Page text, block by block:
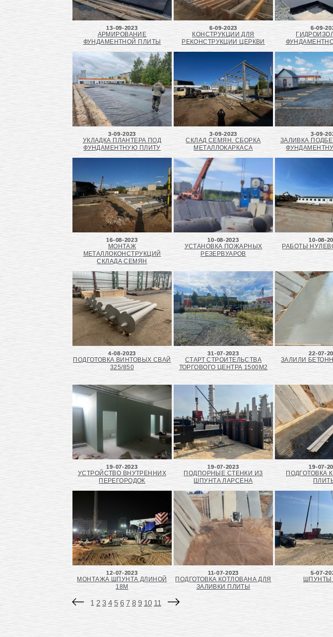
13-09-2023
АРМИРОВАНИЕ
ФУНДАМЕНТНОЙ ПЛИТЫ
6-09-2023
КОНСТРУКЦИИ ДЛЯ
РЕКОНСТРУКЦИИ ЦЕРКВИ
6-09-
3-09-2023
УКЛАДКА ПЛАНТЕРА ПОД
ФУНДАМЕНТНУЮ ПЛИТУ
3-09-2023
СКЛАД СЕМЯН. СБОРКА
МЕТАЛЛОКАРКАСА
3-09-
ЗАЛИВКА
16-08-2023
МОНТАЖ
МЕТАЛЛОКОНСТРУКЦИЙ
СКЛАДА СЕМЯН
10-08-2023
УСТАНОВКА ПОЖАРНЫХ
РЕЗЕРВУАРОВ
10-08-
РАБОТЫ
4-08-2023
ПОДГОТОВКА ВИНТОВЫХ СВАЙ
325/850
31-07-2023
СТАРТ СТРОИТЕЛЬСТВА
ТОРГОВОГО ЦЕНТРА 1500М2
22-07-
ЗАЛИЛИ
19-07-2023
УСТРОЙСТВО ВНУТРЕННИХ
ПЕРЕГОРОДОК
19-07-2023
ПОДПОРНЫЕ СТЕНКИ ИЗ
ШПУНТА ЛАРСЕНА
19-07-
ПОДГОТОВКА
12-07-2023
МОНТАЖА ШПУНТА ДЛИНОЙ
18М
11-07-2023
ПОДГОТОВКА КОТЛОВАНА ДЛЯ
ЗАЛИВКИ ПЛИТЫ
5-07-
ШПУНТЫ
1 2 3 4 5 6 7 8 9 10 11